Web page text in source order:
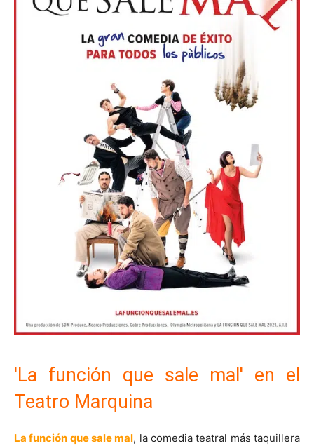
'La función que sale mal' en el
Teatro Marquina
La función que sale mal, la comedia teatral más taquillera